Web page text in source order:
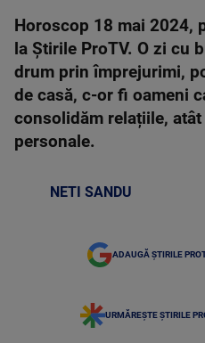
Horoscop 18 mai 2024,
la Știrile ProTV. O zi cu
drum prin împrejurimi,
de casă, c-or fi oameni
consolidăm relațiile,
personale.
NETI SANDU
ADAUGĂ ȘTIRILE
URMĂREȘTE ȘTIRILE